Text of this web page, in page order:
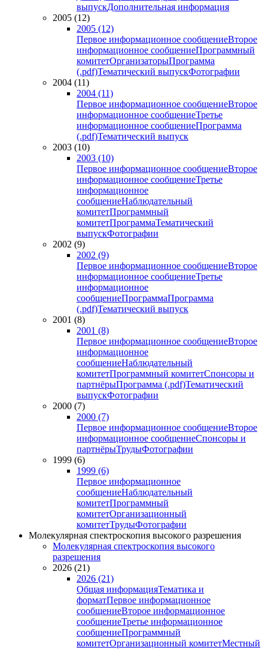
выпускДополнительная информация
2005 (12)
2005 (12)
Первое информационное сообщениеВторое
информационное сообщениеПрограммный
комитетОрганизаторыПрограмма
(.pdf)Тематический выпускФотографии
2004 (11)
2004 (11)
Первое информационное сообщениеВторое
информационное сообщениеТретье
информационное сообщениеПрограмма
(.pdf)Тематический выпуск
2003 (10)
2003 (10)
Первое информационное сообщениеВторое
информационное сообщениеТретье
информационное
сообщениеНаблюдательный
комитетПрограммный
комитетПрограммаТематический
выпускФотографии
2002 (9)
2002 (9)
Первое информационное сообщениеВторое
информационное сообщениеТретье
информационное
сообщениеПрограммаПрограмма
(.pdf)Тематический выпуск
2001 (8)
2001 (8)
Первое информационное сообщениеВторое
информационное
сообщениеНаблюдательный
комитетПрограммный комитетСпонсоры и
партнёрыПрограмма (.pdf)Тематический
выпускФотографии
2000 (7)
2000 (7)
Первое информационное сообщениеВторое
информационное сообщениеСпонсоры и
партнёрыТрудыФотографии
1999 (6)
1999 (6)
Первое информационное
сообщениеНаблюдательный
комитетПрограммный
комитетОрганизационный
комитетТрудыФотографии
Молекулярная спектроскопия высокого разрешения
Молекулярная спектроскопия высокого
разрешения
2026 (21)
2026 (21)
Общая информацияТематика и
форматПервое информационное
сообщениеВторое информационное
сообщениеТретье информационное
сообщениеПрограммный
комитетОрганизационный комитетМестный